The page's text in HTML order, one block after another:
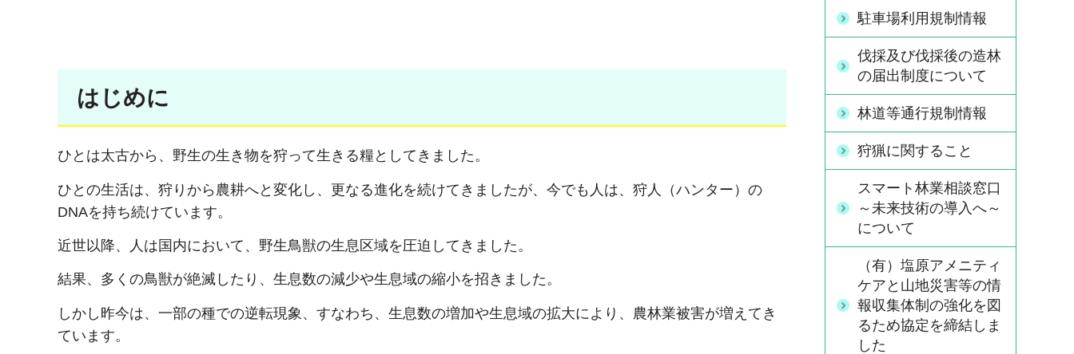
はじめに
ひとは太古から、野生の生き物を狩って生きる糧としてきました。
ひとの生活は、狩りから農耕へと変化し、更なる進化を続けてきましたが、今でも人は、狩人（ハンター）の
DNAを持ち続けています。
近世以降、人は国内において、野生鳥獣の生息区域を圧迫してきました。
結果、多くの鳥獣が絶滅したり、生息数の減少や生息域の縮小を招きました。
しかし昨今は、一部の種での逆転現象、すなわち、生息数の増加や生息域の拡大により、農林業被害が増えてき
ています。
駐車場利用規制情報
伐採及び伐採後の造林
の届出制度について
林道等通行規制情報
狩猟に関すること
スマート林業相談窓口
～未来技術の導入へ～
について
（有）塩原アメニティ
ケアと山地災害等の情
報収集体制の強化を図
るため協定を締結しま
した